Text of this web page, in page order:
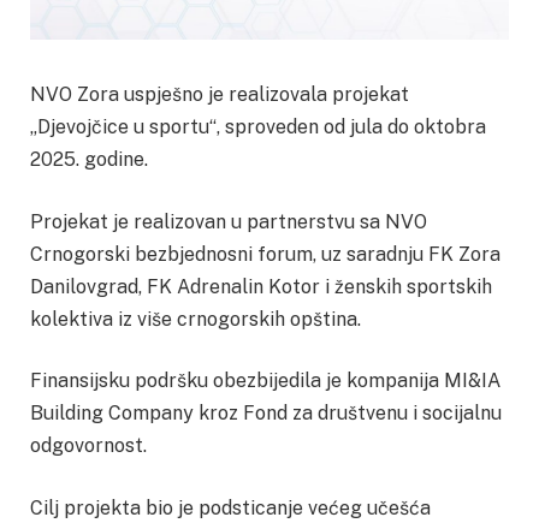
NVO Zora uspješno je realizovala projekat
„Djevojčice u sportu“, sproveden od jula do oktobra
2025. godine.
Projekat je realizovan u partnerstvu sa NVO
Crnogorski bezbjednosni forum, uz saradnju FK Zora
Danilovgrad, FK Adrenalin Kotor i ženskih sportskih
kolektiva iz više crnogorskih opština.
Finansijsku podršku obezbijedila je kompanija MI&IA
Building Company kroz Fond za društvenu i socijalnu
odgovornost.
Cilj projekta bio je podsticanje većeg učešća